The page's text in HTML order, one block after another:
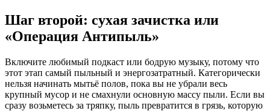
Шаг второй: сухая зачистка или
«Операция Антипыль»
Включите любимый подкаст или бодрую музыку, потому что
этот этап самый пыльный и энергозатратный. Категорически
нельзя начинать мытьё полов, пока вы не убрали весь
крупный мусор и не смахнули основную массу пыли. Если вы
сразу возьметесь за тряпку, пыль превратится в грязь, которую